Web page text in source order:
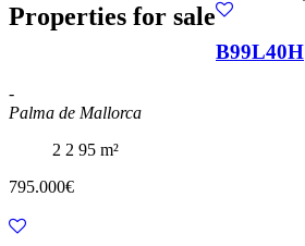
Properties for sale
B99L40H
-
Palma de Mallorca
2 2 95 m²
795.000€